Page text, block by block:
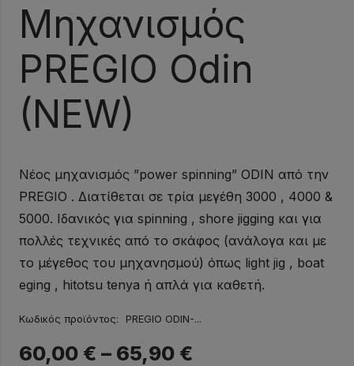
Μηχανισμός
PREGIO Odin
(NEW)
Νέος μηχανισμός ”power spinning” ODIN από την
PREGIO . Διατίθεται σε τρία μεγέθη 3000 , 4000 &
5000. Ιδανικός για spinning , shore jigging και για
πολλές τεχνικές από το σκάφος (ανάλογα και με
το μέγεθος του μηχανησμού) όπως light jig , boat
eging , hitotsu tenya ή απλά για καθετή.
Κωδικός προϊόντος: PREGIO ODIN-...
60,00 € – 65,90 €